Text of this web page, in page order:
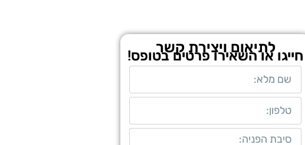
לתיאום ויצירת קשר
חייגו או השאירו פרטים בטופס!